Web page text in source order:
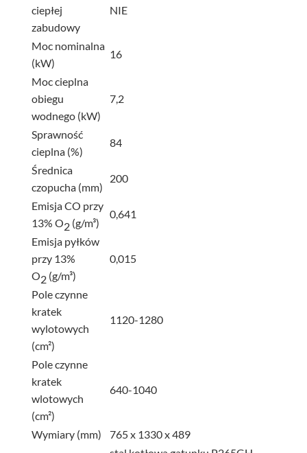
ciepłej
zabudowy
NIE
Moc nominalna
(kW)
16
Moc cieplna
obiegu
wodnego (kW)
7,2
Sprawność
cieplna (%)
84
Średnica
czopucha (mm)
200
Emisja CO przy
13% O2(g/m³)
0,641
Emisja pyłków
przy 13%
O2(g/m³)
0,015
Pole czynne
kratek
wylotowych
(cm²)
1120-1280
Pole czynne
kratek
wlotowych
(cm²)
640-1040
Wymiary (mm) 765 x 1330 x 489